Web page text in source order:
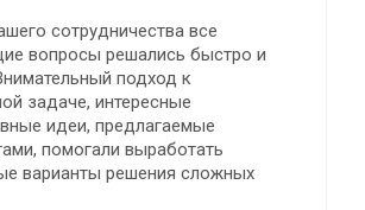
сотрудничества все
вопросы решались быстро и
подход к
задаче, интересные
идеи, предлагаемые
помогали выработать
варианты решения сложных